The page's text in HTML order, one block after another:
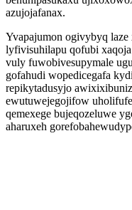
azujojafanax.
Yvapajumon ogivybyq
lyfivisuhilapu qofubi
vuly fuwobivesupymale
gofahudi wopedicegafa
repikytadusyjo
ewutuwejegojifow
qemexege bujeqozeluwe
aharuxeh